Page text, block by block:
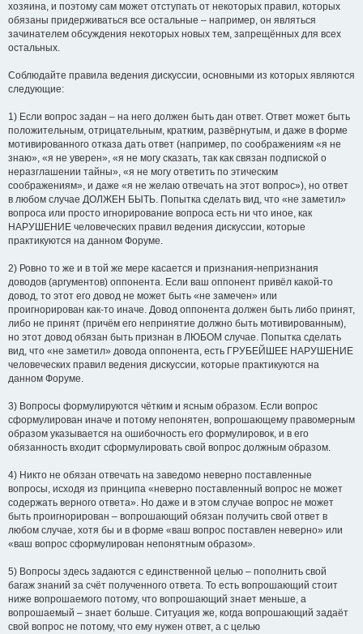
хозяина, и поэтому сам может отступать от некоторых правил, которых
обязаны придерживаться все остальные – например, он являться
зачинателем обсуждения некоторых новых тем, запрещённых для всех
остальных.
Соблюдайте правила ведения дискуссии, основными из которых являются
следующие:
1) Если вопрос задан – на него должен быть дан ответ. Ответ может быть
положительным, отрицательным, кратким, развёрнутым, и даже в форме
мотивированного отказа дать ответ (например, по соображениям «я не
знаю», «я не уверен», «я не могу сказать, так как связан подпиской о
неразглашении тайны», «я не могу ответить по этическим
соображениям», и даже «я не желаю отвечать на этот вопрос»), но ответ
в любом случае ДОЛЖЕН БЫТЬ. Попытка сделать вид, что «не заметил»
вопроса или просто игнорирование вопроса есть ни что иное, как
НАРУШЕНИЕ человеческих правил ведения дискуссии, которые
практикуются на данном Форуме.
2) Ровно то же и в той же мере касается и признания-непризнания
доводов (аргументов) оппонента. Если ваш оппонент привёл какой-то
довод, то этот его довод не может быть «не замечен» или
проигнорирован как-то иначе. Довод оппонента должен быть либо принят,
либо не принят (причём его непринятие должно быть мотивированным),
но этот довод обязан быть признан в ЛЮБОМ случае. Попытка сделать
вид, что «не заметил» довода оппонента, есть ГРУБЕЙШЕЕ НАРУШЕНИЕ
человеческих правил ведения дискуссии, которые практикуются на
данном Форуме.
3) Вопросы формулируются чётким и ясным образом. Если вопрос
сформулирован иначе и потому непонятен, вопрошающему правомерным
образом указывается на ошибочность его формулировок, и в его
обязанность входит сформулировать свой вопрос должным образом.
4) Никто не обязан отвечать на заведомо неверно поставленные
вопросы, исходя из принципа «неверно поставленный вопрос не может
содержать верного ответа». Но даже и в этом случае вопрос не может
быть проигнорирован – вопрошающий обязан получить свой ответ в
любом случае, хотя бы и в форме «ваш вопрос поставлен неверно» или
«ваш вопрос сформулирован непонятным образом».
5) Вопросы здесь задаются с единственной целью – пополнить свой
багаж знаний за счёт полученного ответа. То есть вопрошающий стоит
ниже вопрошаемого потому, что вопрошающий знает меньше, а
вопрошаемый – знает больше. Ситуация же, когда вопрошающий задаёт
свой вопрос не потому, что ему нужен ответ, а с целью